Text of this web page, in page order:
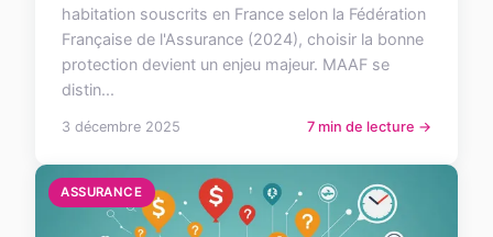
habitation souscrits en France selon la Fédération
Française de l'Assurance (2024), choisir la bonne
protection devient un enjeu majeur. MAAF se
distin...
3 décembre 2025 7 min de lecture →
ASSURANCE